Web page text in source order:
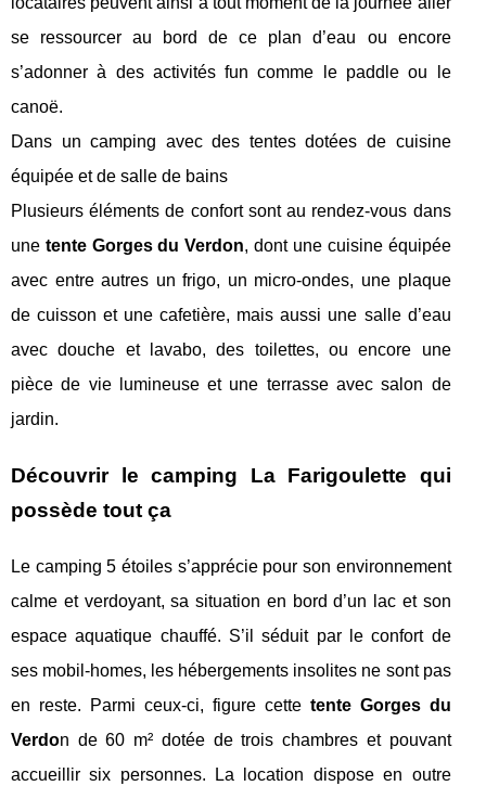
se ressourcer au bord de ce plan d’eau ou encore
s’adonner à des activités fun comme le paddle ou le
canoë.
Dans un camping avec des tentes dotées de cuisine
équipée et de salle de bains
Plusieurs éléments de confort sont au rendez-vous dans
une tente Gorges du Verdon, dont une cuisine équipée
avec entre autres un frigo, un micro-ondes, une plaque
de cuisson et une cafetière, mais aussi une salle d’eau
avec douche et lavabo, des toilettes, ou encore une
pièce de vie lumineuse et une terrasse avec salon de
jardin.
Découvrir le camping La Farigoulette qui
possède tout ça
Le camping 5 étoiles s’apprécie pour son environnement
calme et verdoyant, sa situation en bord d’un lac et son
espace aquatique chauffé. S’il séduit par le confort de
ses mobil-homes, les hébergements insolites ne sont pas
en reste. Parmi ceux-ci, figure cette tente Gorges du
Verdon de 60 m² dotée de trois chambres et pouvant
accueillir six personnes. La location dispose en outre